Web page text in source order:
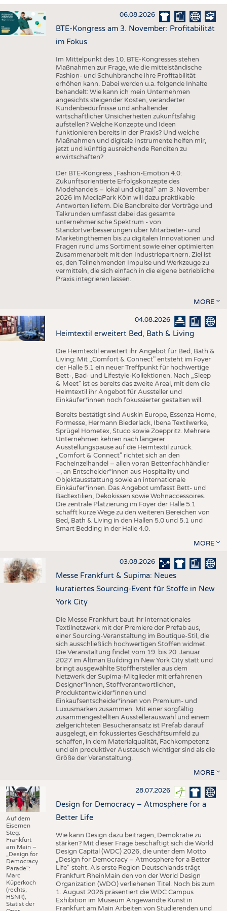
HAUS- UND HEIMTEXTILIEN
BEKLEIDUNG
AUSSCHREIBUNGEN
DTV AUSSCHREIBUNGSDIENST
STATISTICS
DAUNENCHECK
ADRESSEN & LINKS
PUBLIKATIONEN
TERMINE
BRANCHENTERMINE
06.08.2026
BTE-Kongress am 3. November: Profitabilität
im Fokus
Im Mittelpunkt des 10. BTE-Kongresses stehen
Maßnahmen zur Frage, wie die mittelständische
Fashion- und Schuhbranche ihre Profitabilität
erhöhen kann. Dabei werden u.a. folgende Inhalte
behandelt: Wie kann ich mein Unternehmen
angesichts steigender Kosten, veränderter
Kundenbedürfnisse und anhaltender
wirtschaftlicher Unsicherheiten zukunftsfähig
aufstellen? Welche Konzepte und Ideen
funktionieren bereits in der Praxis? Und welche
Maßnahmen und digitale Instrumente helfen mir,
jetzt und künftig ausreichende Renditen zu
erwirtschaften?
Der BTE-Kongress „Fashion-Emotion 4.0:
Zukunftsorientierte Erfolgskonzepte des
Modehandels – lokal und digital“ am 3. November
2026 im MediaPark Köln will dazu praktikable
Antworten liefern. Die Bandbreite der Vorträge und
Talkrunden umfasst dabei das gesamte
unternehmerische Spektrum - von
Standortverbesserungen über Mitarbeiter- und
Marketingthemen bis zu digitalen Innovationen und
Fragen rund ums Sortiment sowie einer optimierten
Zusammenarbeit mit den Industriepartnern. Ziel ist
es, den Teilnehmenden Impulse und Werkzeuge zu
vermitteln, die sich einfach in die eigene betriebliche
Praxis integrieren lassen.
MORE
04.08.2026
Heimtextil erweitert Bed, Bath & Living
Die Heimtextil erweitert ihr Angebot für Bed, Bath &
Living: Mit „Comfort & Connect" entsteht im Foyer
der Halle 5.1 ein neuer Treffpunkt für hochwertige
Bett-, Bad- und Lifestyle-Kollektionen. Nach „Sleep
& Meet" ist es bereits das zweite Areal, mit dem die
Heimtextil ihr Angebot für Aussteller und
Einkäufer*innen noch fokussierter gestalten will.
Bereits bestätigt sind Auskin Europe, Essenza Home,
Formesse, Hermann Biederlack, Ibena Textilwerke,
Sprügel Hometex, Stuco sowie Zoeppritz. Mehrere
Unternehmen kehren nach längerer
Ausstellungspause auf die Heimtextil zurück.
„Comfort & Connect" richtet sich an den
Facheinzelhandel – allen voran Bettenfachhändler
–, an Entscheider*innen aus Hospitality und
Objektausstattung sowie an internationale
Einkäufer*innen. Das Angebot umfasst Bett- und
Badtextilien, Dekokissen sowie Wohnaccessoires.
Die zentrale Platzierung im Foyer der Halle 5.1
schafft kurze Wege zu den weiteren Bereichen von
Bed, Bath & Living in den Hallen 5.0 und 5.1 und
Smart Bedding in der Halle 4.0.
MORE
03.08.2026
Messe Frankfurt & Supima: Neues
kuratiertes Sourcing-Event für Stoffe in New
York City
Die Messe Frankfurt baut ihr internationales
Textilnetzwerk mit der Premiere der Prefab aus,
einer Sourcing-Veranstaltung im Boutique-Stil, die
sich ausschließlich hochwertigen Stoffen widmet.
Die Veranstaltung findet vom 19. bis 20. Januar
2027 im Altman Building in New York City statt und
bringt ausgewählte Stoffhersteller aus dem
Netzwerk der Supima-Mitglieder mit erfahrenen
Designer*innen, Stoffverantwortlichen,
Produktentwickler*innen und
Einkaufsentscheider*innen von Premium- und
Luxusmarken zusammen. Mit einer sorgfältig
zusammengestellten Ausstellerauswahl und einem
zielgerichteten Besucheransatz ist Prefab darauf
ausgelegt, ein fokussiertes Geschäftsumfeld zu
schaffen, in dem Materialqualität, Fachkompetenz
und ein produktiver Austausch wichtiger sind als die
Größe der Veranstaltung.
MORE
Auf dem
Eisernen
Steg:
Frankfurt
am Main –
„Design for
Democracy
Parade“:
Marc
Küperkoch
(rechts,
HSNR),
Statist der
28.07.2026
Design for Democracy – Atmosphere for a
Better Life
Wie kann Design dazu beitragen, Demokratie zu
stärken? Mit dieser Frage beschäftigt sich die World
Design Capital (WDC) 2026, die unter dem Motto
„Design for Democracy – Atmosphere for a Better
Life“ steht. Als erste Region Deutschlands trägt
Frankfurt RheinMain den von der World Design
Organization (WDO) verliehenen Titel. Noch bis zum
1. August 2026 präsentiert die WDC Campus
Exhibition im Museum Angewandte Kunst in
Frankfurt am Main Arbeiten von Studierenden und